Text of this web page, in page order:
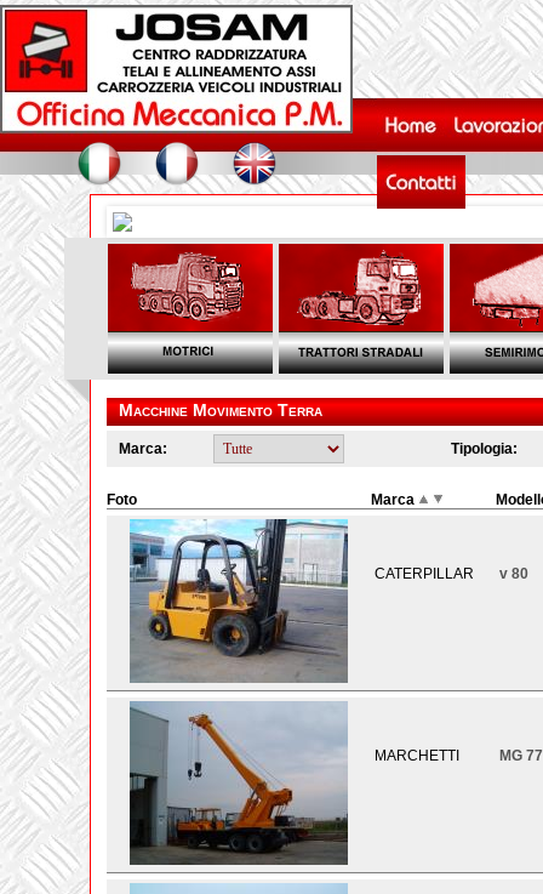
Macchine Movimento Terra
Marca: Tipologia:
Foto Marca
CATERPILLAR v 80
MARCHETTI MG